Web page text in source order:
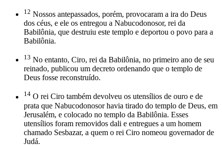
12 Nossos antepassados, porém, provocaram a ira do Deus
dos céus, e ele os entregou a Nabucodonosor, rei da
Babilônia, que destruiu este templo e deportou o povo para a
Babilônia.
13 No entanto, Ciro, rei da Babilônia, no primeiro ano de seu
reinado, publicou um decreto ordenando que o templo de
Deus fosse reconstruído.
14 O rei Ciro também devolveu os utensílios de ouro e de
prata que Nabucodonosor havia tirado do templo de Deus, em
Jerusalém, e colocado no templo da Babilônia. Esses
utensílios foram removidos dali e entregues a um homem
chamado Sesbazar, a quem o rei Ciro nomeou governador de
Judá.